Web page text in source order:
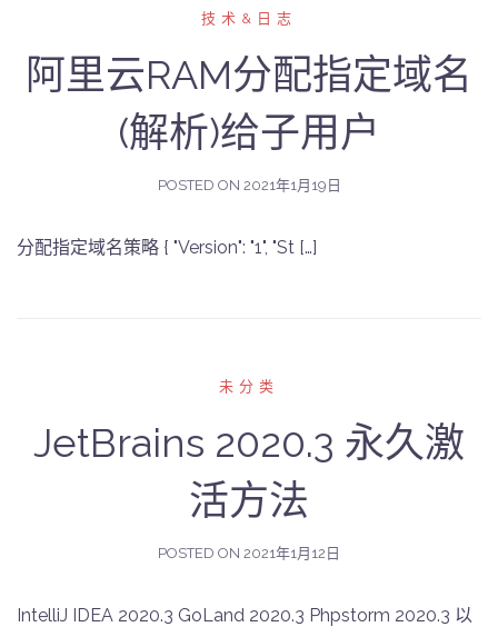
技术&日志
阿里云RAM分配指定域名
(解析)给子用户
POSTED ON 2021年1月19日
分配指定域名策略 { "Version": "1", "St […]
未分类
JetBrains 2020.3 永久激
活方法
POSTED ON 2021年1月12日
IntelliJ IDEA 2020.3 GoLand 2020.3 Phpstorm 2020.3 以